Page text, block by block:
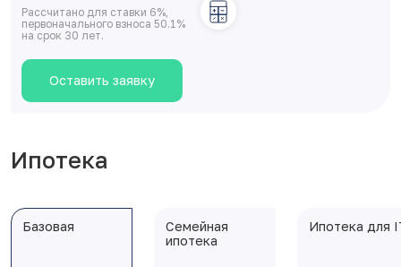
Рассчитано для ставки 6%,
первоначального взноса 50.1%
на срок 30 лет.
Оставить заявку
Ипотека
Базовая
Семейная
ипотека
Ипотека для